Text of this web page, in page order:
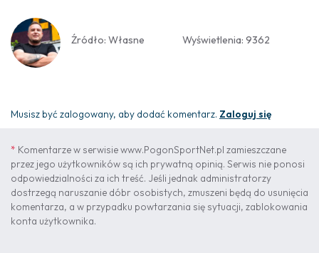
Źródło: Własne Wyświetlenia: 9362
Musisz być zalogowany, aby dodać komentarz. Zaloguj się
* Komentarze w serwisie www.PogonSportNet.pl zamieszczane
przez jego użytkowników są ich prywatną opinią. Serwis nie ponosi
odpowiedzialności za ich treść. Jeśli jednak administratorzy
dostrzegą naruszanie dóbr osobistych, zmuszeni będą do usunięcia
komentarza, a w przypadku powtarzania się sytuacji, zablokowania
konta użytkownika.